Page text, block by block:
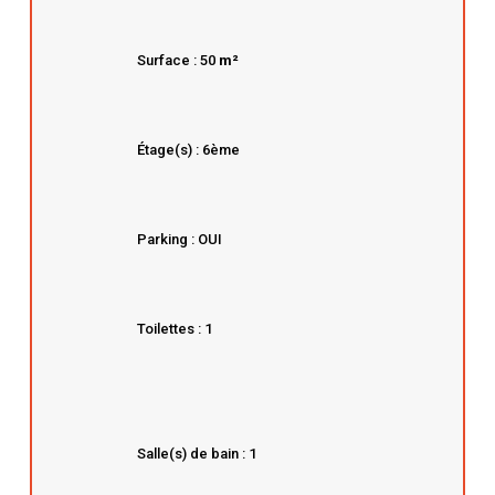
Surface : 50 m²
Étage(s) : 6ème
Parking : OUI
Toilettes : 1
Salle(s) de bain : 1